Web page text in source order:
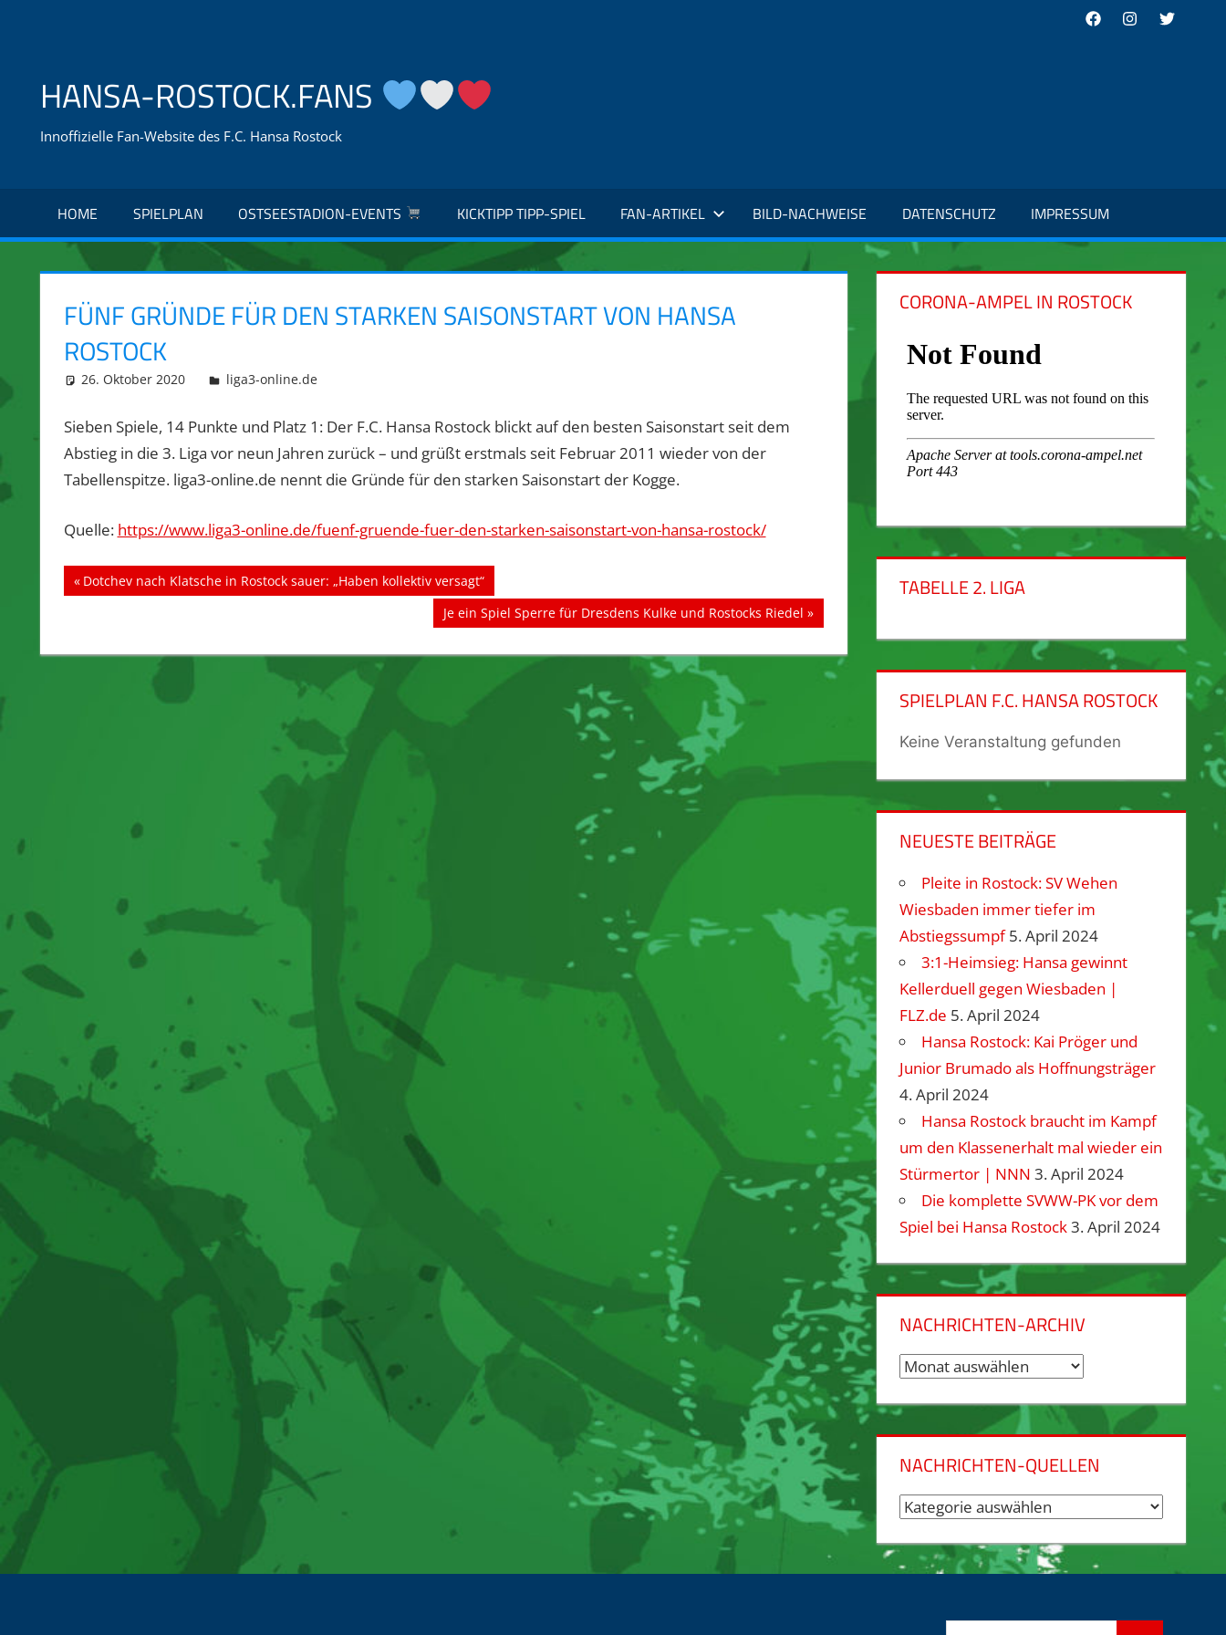
FacebookInstagram
Twitter
HANSA-ROSTOCK.FANS
Innoffizielle Fan-Website des F.C. Hansa Rostock
HOME SPIELPLAN OSTSEESTADION-EVENTS KICKTIPP TIPP-SPIEL FAN-ARTIKEL BILD-NACHWEISE DATENSCHUTZ IMPRESSUM
FÜNF GRÜNDE FÜR DEN STARKEN SAISONSTART VON HANSA
ROSTOCK
26. Oktober 2020 integromat
liga3-online.de
Sieben Spiele, 14 Punkte und Platz 1: Der F.C. Hansa Rostock blickt auf den besten Saisonstart seit dem
Abstieg in die 3. Liga vor neun Jahren zurück – und grüßt erstmals seit Februar 2011 wieder von der
Tabellenspitze. liga3-online.de nennt die Gründe für den starken Saisonstart der Kogge.
Quelle: https://www.liga3-online.de/fuenf-gruende-fuer-den-starken-saisonstart-von-hansa-rostock/
Beitragsnavigation
Vorheriger
Beitrag:
Dotchev nach Klatsche in Rostock sauer: „Haben kollektiv versagt“
Nächster
Beitrag:
Je ein Spiel Sperre für Dresdens Kulke und Rostocks Riedel
CORONA-AMPEL IN ROSTOCK
TABELLE 2. LIGA
SPIELPLAN F.C. HANSA ROSTOCK
Keine Veranstaltung gefunden
NEUESTE BEITRÄGE
Pleite in Rostock: SV Wehen
Wiesbaden immer tiefer im
Abstiegssumpf 5. April 2024
3:1-Heimsieg: Hansa gewinnt
Kellerduell gegen Wiesbaden |
FLZ.de 5. April 2024
Hansa Rostock: Kai Pröger und
Junior Brumado als Hoffnungsträger
4. April 2024
Hansa Rostock braucht im Kampf
um den Klassenerhalt mal wieder ein
Stürmertor | NNN 3. April 2024
Die komplette SVWW-PK vor dem
Spiel bei Hansa Rostock3. April 2024
NACHRICHTEN-ARCHIV
Nachrichten-
NACHRICHTEN-QUELLEN
Nachrichten-